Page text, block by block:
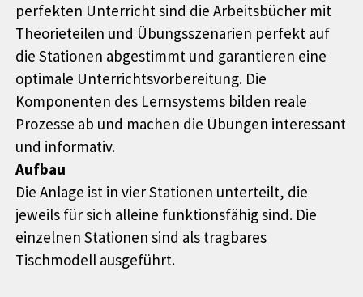
perfekten Unterricht sind die Arbeitsbücher mit
Theorieteilen und Übungsszenarien perfekt auf
die Stationen abgestimmt und garantieren eine
optimale Unterrichtsvorbereitung. Die
Komponenten des Lernsystems bilden reale
Prozesse ab und machen die Übungen interessant
und informativ.
Aufbau
Die Anlage ist in vier Stationen unterteilt, die
jeweils für sich alleine funktionsfähig sind. Die
einzelnen Stationen sind als tragbares
Tischmodell ausgeführt.